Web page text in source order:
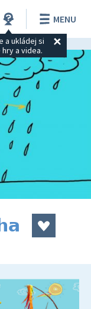
a ukládej si
a videa.
MENU